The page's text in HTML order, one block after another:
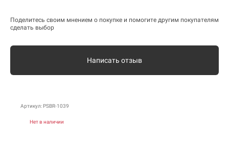
Поделитесь своим мнением о покупке и помогите другим покупателям
сделать выбор
Написать отзыв
Артикул: PSBR-1039
Нет в наличии